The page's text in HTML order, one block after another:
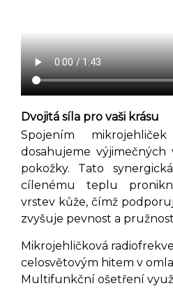
Dvojitá síla pro vaši krásu
Spojením
dosahujeme
pokožky. Tato
cílenému teplu
vrstev kůže, čímž
zvyšuje pevnost a
Mikrojehličková
celosvětovým hitem v
Multifunkční ošetření